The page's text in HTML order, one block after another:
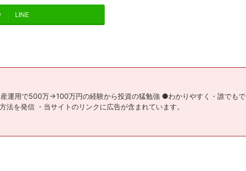
LINE
運用で500万→100万円の経験から投資の猛勉強 ●わかりやすく・誰でもで
法を発信 ・当サイトのリンクに広告が含まれています。